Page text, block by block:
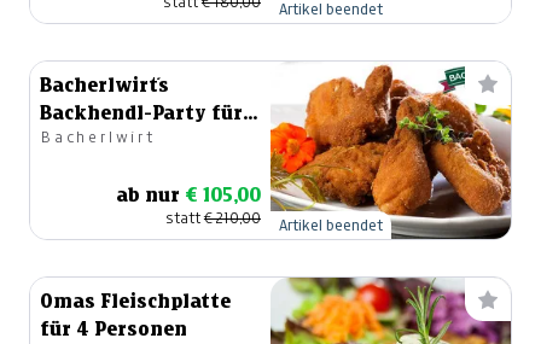
Artikel beendet
Bacherlwirt´s
Backhendl-Party für 6
Personen
Bacherlwirt
ab nur € 105,00
statt€ 210,00 Artikel beendet
Omas Fleischplatte
für 4 Personen